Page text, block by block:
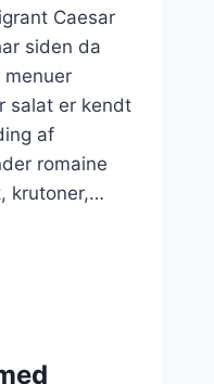
Caesar
siden da
salat er kendt
af
romaine
krutoner,…